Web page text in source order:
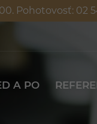
Pohotovosť: 02
A PO
PRED A PO